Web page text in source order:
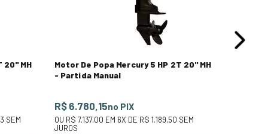
20" MH
SEM
Motor De Popa Mercury 5 HP 2T 20" MH
- Partida Manual
R$ 6.780,15no PIX
OU R$ 7.137,00 EM 6X DE R$ 1.189,50 SEM
JUROS